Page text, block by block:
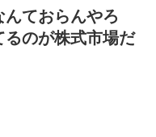
ておらんやろ
のが株式市場だ